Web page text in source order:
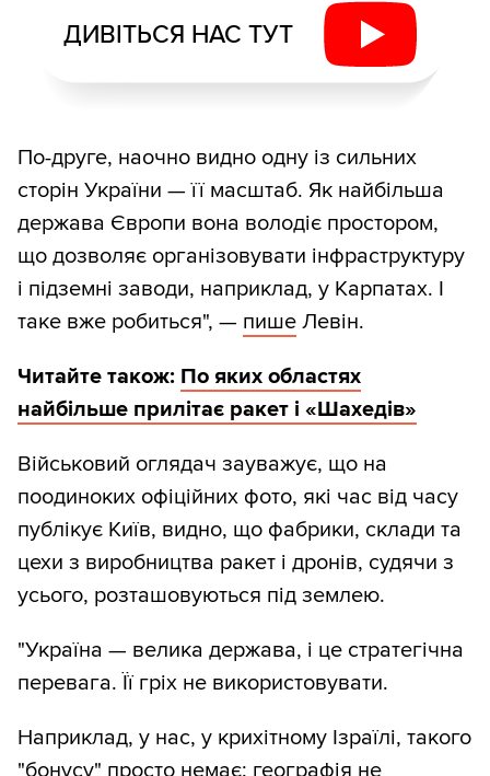
ДИВІТЬСЯ НАС ТУТ
По-друге, наочно видно одну із сильних
сторін України — її масштаб. Як найбільша
держава Європи вона володіє простором,
що дозволяє організовувати інфраструктуру
і підземні заводи, наприклад, у Карпатах. І
таке вже робиться", — пише Левін.
Читайте також: По яких областях
найбільше прилітає ракет і «Шахедів»
Військовий оглядач зауважує, що на
поодиноких офіційних фото, які час від часу
публікує Київ, видно, що фабрики, склади та
цехи з виробництва ракет і дронів, судячи з
усього, розташовуються під землею.
"Україна — велика держава, і це стратегічна
перевага. Її гріх не використовувати.
Наприклад, у нас, у крихітному Ізраїлі, такого
"бонусу" просто немає: географія не